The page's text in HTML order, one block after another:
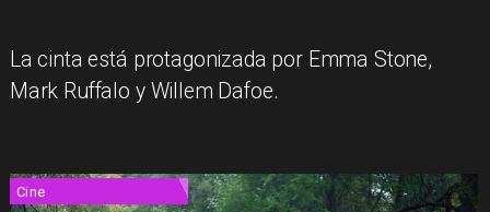
La cinta está protagonizada por Emma Stone,
Mark Ruffalo y Willem Dafoe.
Cine